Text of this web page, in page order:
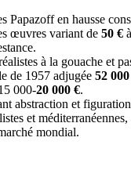
Papazoff en hausse
œuvres variant de 50 € à
à la gouache et
de 1957 adjugée 52
000-20 000 €.
abstraction et
et
mondial.